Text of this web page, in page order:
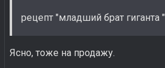
рецепт "младший брат гиганта "
Ясно, тоже на продажу.